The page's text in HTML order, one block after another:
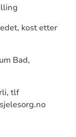
kost etter
Bad,
tlf